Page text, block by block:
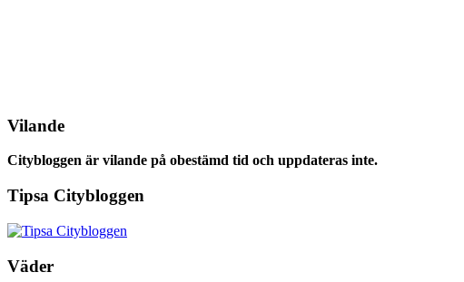
Vilande
Citybloggen är vilande på obestämd tid och uppdateras inte.
Tipsa Citybloggen
Väder